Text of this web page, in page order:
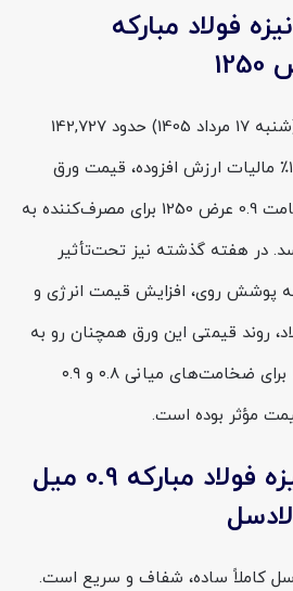
فولاد مبارکه
قیمت امروز این محصول (شنبه 17 مرداد 1405) حدود 142,727
تومان است. با احتساب ۱۰٪ مالیات ارزش افزوده، قیمت ورق
گالوانیزه فولاد مبارکه ضخامت 0.9 عرض 1250 برای مصرف‌کننده به
می‌رسد. در هفته گذشته نیز تحت‌تأثیر
پوشش روی، افزایش قیمت انرژی و
روند قیمتی این ورق همچنان رو به
بالا بوده است. رشد تقاضا برای ضخامت‌های میانی ۰.۸ و ۰.۹
مؤثر بوده است.
خرید ورق گالوانیزه فولاد مبارکه 0.9 میل
کاملاً ساده، شفاف و سریع است.